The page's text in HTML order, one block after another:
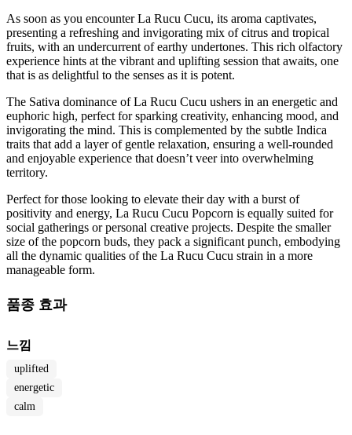
As soon as you encounter La Rucu Cucu, its aroma captivates,
presenting a refreshing and invigorating mix of citrus and tropical
fruits, with an undercurrent of earthy undertones. This rich olfactory
experience hints at the vibrant and uplifting session that awaits, one
that is as delightful to the senses as it is potent.
The Sativa dominance of La Rucu Cucu ushers in an energetic and
euphoric high, perfect for sparking creativity, enhancing mood, and
invigorating the mind. This is complemented by the subtle Indica
traits that add a layer of gentle relaxation, ensuring a well-rounded
and enjoyable experience that doesn’t veer into overwhelming
territory.
Perfect for those looking to elevate their day with a burst of
positivity and energy, La Rucu Cucu Popcorn is equally suited for
social gatherings or personal creative projects. Despite the smaller
size of the popcorn buds, they pack a significant punch, embodying
all the dynamic qualities of the La Rucu Cucu strain in a more
manageable form.
품종 효과
느낌
uplifted
energetic
calm